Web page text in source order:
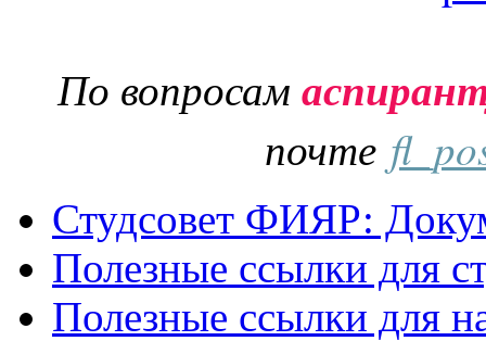
По вопросам
почте
Студсовет ФИЯР:
Полезные ссылки для
Полезные ссылки для